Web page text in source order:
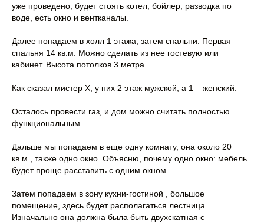
уже проведено; будет стоять котел, бойлер, разводка по
воде, есть окно и вентканалы.
Далее попадаем в холл 1 этажа, затем спальни. Первая
спальня 14 кв.м. Можно сделать из нее гостевую или
кабинет. Высота потолков 3 метра.
Как сказал мистер Х, у них 2 этаж мужской, а 1 – женский.
Осталось провести газ, и дом можно считать полностью
функциональным.
Дальше мы попадаем в еще одну комнату, она около 20
кв.м., также одно окно. Объясню, почему одно окно: мебель
будет проще расставить с одним окном.
Затем попадаем в зону кухни-гостиной , большое
помещение, здесь будет располагаться лестница.
Изначально она должна была быть двухскатная с